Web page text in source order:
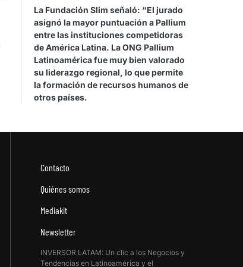
La Fundación Slim señaló: “El jurado
asignó la mayor puntuación a Pallium
entre las instituciones competidoras
de América Latina. La ONG Pallium
Latinoamérica fue muy bien valorado
su liderazgo regional, lo que permite
la formación de recursos humanos de
otros países.
Contacto
Quiénes somos
Mediakit
Newsletter
INVERSOR LATAM: Un clic a los Negocios y
Tendencias en Latinoamérica y el